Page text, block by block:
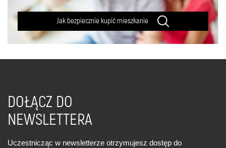
Jak bezpiecznie kupić mieszkanie
DOŁĄCZ DO
NEWSLETTERA
Uczestnicząc w newsletterze otrzymujesz dostęp do